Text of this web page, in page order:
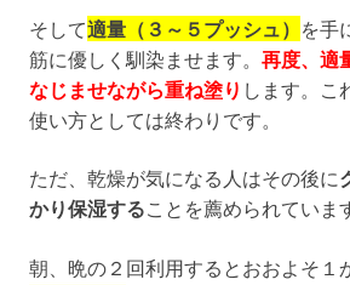
そして適量（３～５プッシュ） を手
筋に優しく馴染ませます。 再度、適
なじませながら重ね塗り します。こ
使い方としては終わりです。
ただ、乾燥が気になる人はその後に
かり保湿する ことを薦められていま
朝、晩の２回利用するとおおよそ１